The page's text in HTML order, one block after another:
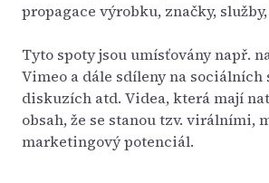
propagace výrobku, značky,
Tyto spoty jsou umísťovány např.
Vimeo a dále sdíleny na sociálních
diskuzích atd. Videa, která mají
obsah, že se stanou tzv. virálními,
marketingový potenciál.